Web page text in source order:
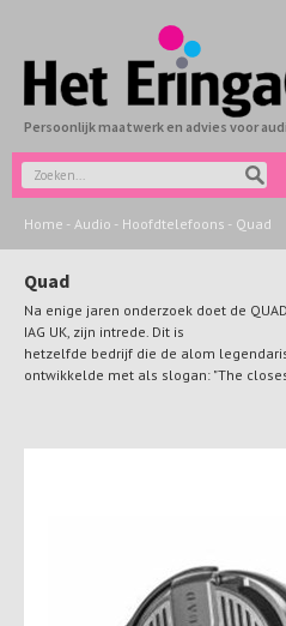
Persoonlijk maatwerk en advies voor
Home - Audio - Hoofdtelefoons - Quad
Quad
Na enige jaren onderzoek doet de
IAG UK, zijn intrede. Dit is
hetzelfde bedrijf die de alom
ontwikkelde met als slogan: "The